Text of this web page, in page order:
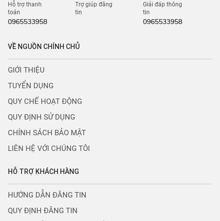
Hỗ trợ thanh
toán
0965533958
Trợ giúp đăng
tin
Giải đáp thông
tin
0965533958
VỀ NGUỒN CHÍNH CHỦ
GIỚI THIỆU
TUYỂN DỤNG
QUY CHẾ HOẠT ĐỘNG
QUY ĐỊNH SỬ DỤNG
CHÍNH SÁCH BẢO MẬT
LIÊN HỆ VỚI CHÚNG TÔI
HỖ TRỢ KHÁCH HÀNG
HƯỚNG DẪN ĐĂNG TIN
QUY ĐỊNH ĐĂNG TIN